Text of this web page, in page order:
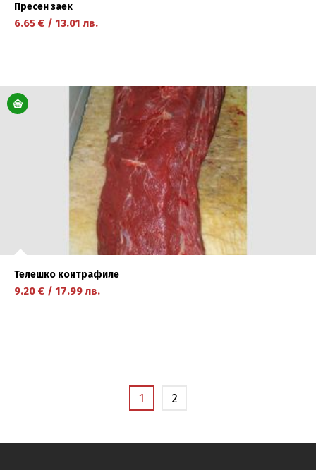
Пресен заек
6.65 € / 13.01 лв.
научете повече
Телешко контрафиле
9.20 € / 17.99 лв.
1 2